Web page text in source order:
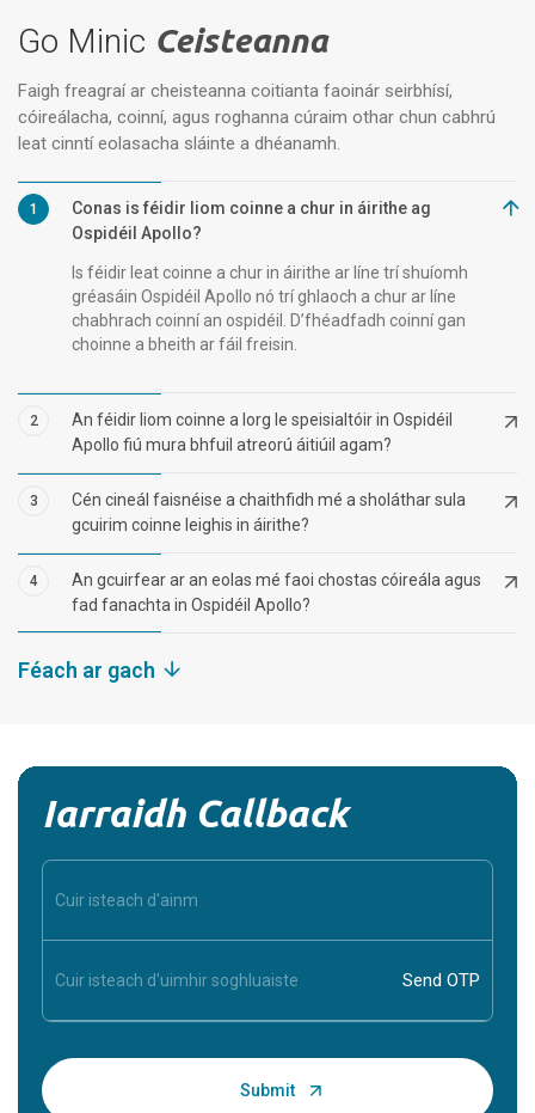
Go Minic Ceisteanna
Faigh freagraí ar cheisteanna coitianta faoinár seirbhísí,
cóireálacha, coinní, agus roghanna cúraim othar chun cabhrú
leat cinntí eolasacha sláinte a dhéanamh.
1
Conas is féidir liom coinne a chur in áirithe ag
Ospidéil Apollo?
Is féidir leat coinne a chur in áirithe ar líne trí shuíomh
gréasáin Ospidéil Apollo nó trí ghlaoch a chur ar líne
chabhrach coinní an ospidéil. D’fhéadfadh coinní gan
choinne a bheith ar fáil freisin.
2
An féidir liom coinne a lorg le speisialtóir in Ospidéil
Apollo fiú mura bhfuil atreorú áitiúil agam?
3
Cén cineál faisnéise a chaithfidh mé a sholáthar sula
gcuirim coinne leighis in áirithe?
4
An gcuirfear ar an eolas mé faoi chostas cóireála agus
fad fanachta in Ospidéil Apollo?
Féach ar gach
Iarraidh Callback